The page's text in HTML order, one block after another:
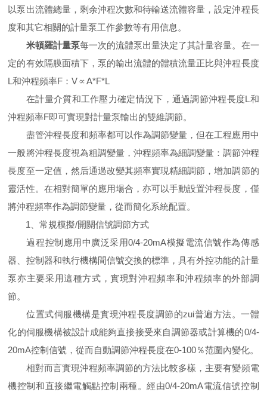
以泵出流體總量，剩余沖程次數和待輸送流體容量，設定沖程長
度和其它相關的計量泵工作參數等有用信息。
米頓羅計量泵每一次的流體泵出量決定了其計量容量。在一
定的有效隔膜面積下，泵的輸出流體的體積流量正比與沖程長度
L和沖程頻率F：V∝A*F*L
在計量介質和工作壓力確定情況下，通過調節沖程長度L和
沖程頻率F即可實現對計量泵輸出的雙維調節。
盡管沖程長度和頻率都可以作為調節變量，但在工程應用中
一般將沖程長度視為粗調變量，沖程頻率為細調變量：調節沖程
長度至一定值，然后通過改變其頻率實現精細調節，增加調節的
靈活性。在相對簡單的應用場合，亦可以手動設置沖程長度，僅
將沖程頻率作為調節變量，從而簡化系統配置。
1、常規模擬/開關信號調節方式
過程控制應用中廣泛采用0/4-20mA模擬電流信號作為傳感
器、控制器和執行機構間信號交換的標準，具有外控功能的計量
泵亦主要采用這種方式，實現對沖程頻率和沖程頻率的外部調
節。
位置式伺服機構是實現沖程長度調節的zui普遍方法。一體
化的伺服機構被設計成能夠直接接受來自調節器或計算機的0/4-
20mA控制信號，從而自動調節沖程長度在0-100％范圍內變化。
相對而言實現沖程頻率調節的方法比較多樣，主要有變頻電
機控制和直接繼電觸點控制兩種。經由0/4-20mA電流信號控制